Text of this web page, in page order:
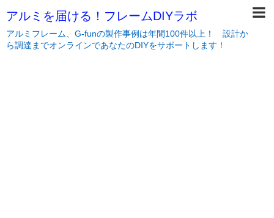
アルミを届ける！フレームDIYラボ
アルミフレーム、G-funの製作事例は年間100件以上！ 設計か
ら調達までオンラインであなたのDIYをサポートします！